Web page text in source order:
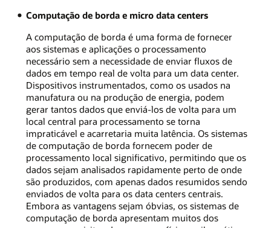
Computação de borda e micro data centers
A computação de borda é uma forma de fornecer
aos sistemas e aplicações o processamento
necessário sem a necessidade de enviar fluxos de
dados em tempo real de volta para um data center.
Dispositivos instrumentados, como os usados ​​na
manufatura ou na produção de energia, podem
gerar tantos dados que enviá-los de volta para um
local central para processamento se torna
impraticável e acarretaria muita latência. Os sistemas
de computação de borda fornecem poder de
processamento local significativo, permitindo que os
dados sejam analisados ​​rapidamente perto de onde
são produzidos, com apenas dados resumidos sendo
enviados de volta para os data centers centrais.
Embora as vantagens sejam óbvias, os sistemas de
computação de borda apresentam muitos dos